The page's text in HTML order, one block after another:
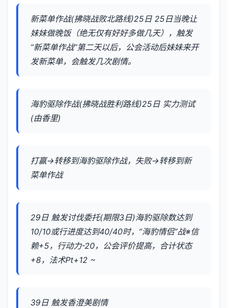
新菜单作战(拂晓战败北路线)25日 25日当晚让
妹妹做晚饭（绝无仅有好好多做几天），触发
“新菜单作战”第二天以后，公会活动后妹妹来开
发新菜单，会触发几次剧情。
海豹驱除作战(拂晓战胜利路线)25日 实力测试
(由香里)
打赢→转移到海豹驱除作战，失败→转移到新
菜单作战
29日 触发讨伐委托(期限3日)海豹驱除数达到
10/10或行进度达到40/40时，“海豹情侣”战※信
赖+5，行动力-20，公会评价提高，合计状态
+8，法术Pt+12 ~
39日 触发香澄美剧情